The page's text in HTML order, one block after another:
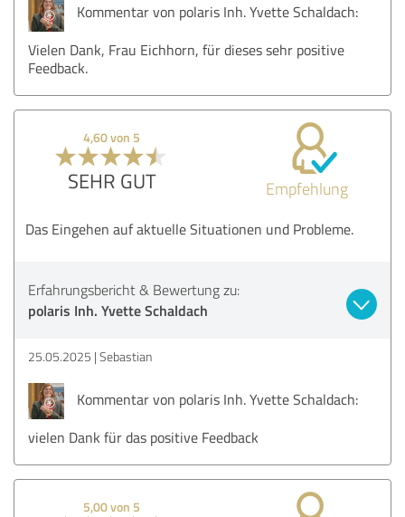
Kommentar von polaris Inh. Yvette Schaldach:
Vielen Dank, Frau Eichhorn, für dieses sehr positive
Feedback.
4,60 von 5
SEHR GUT Empfehlung
Das Eingehen auf aktuelle Situationen und Probleme.
Erfahrungsbericht & Bewertung zu:
polaris Inh. Yvette Schaldach
25.05.2025 Sebastian
Kommentar von polaris Inh. Yvette Schaldach:
vielen Dank für das positive Feedback
5,00 von 5